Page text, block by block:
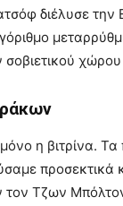
διέλυσε την
η βιτρίνα.
προσεκτικά
τον Τζων